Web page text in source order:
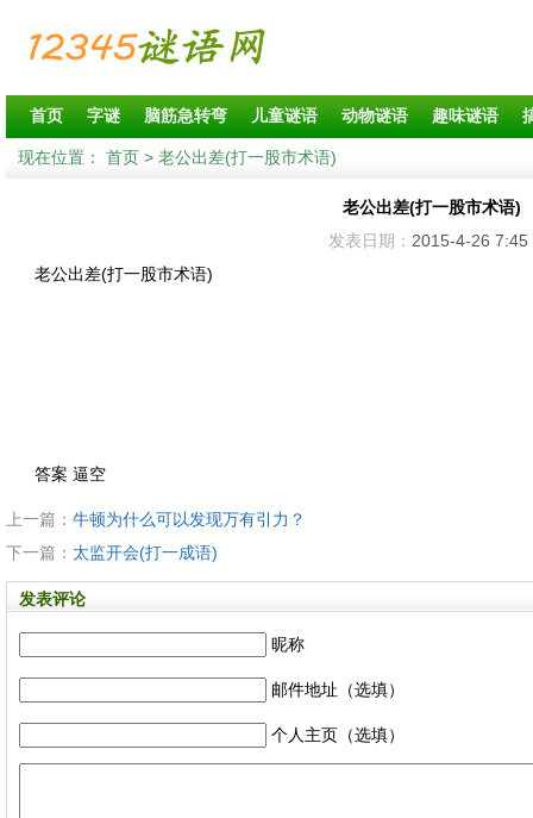
首页 字谜 脑筋急转弯 儿童谜语 动物谜语 趣味谜语
现在位置： 首页 > 老公出差(打一股市术语)
老公出差(打一股市术语)
发表日期： 2015-4-26 7:45
老公出差(打一股市术语)
答案 逼空
上一篇： 牛顿为什么可以发现万有引力？
下一篇： 太监开会(打一成语)
发表评论
昵称
邮件地址（选填）
个人主页（选填）